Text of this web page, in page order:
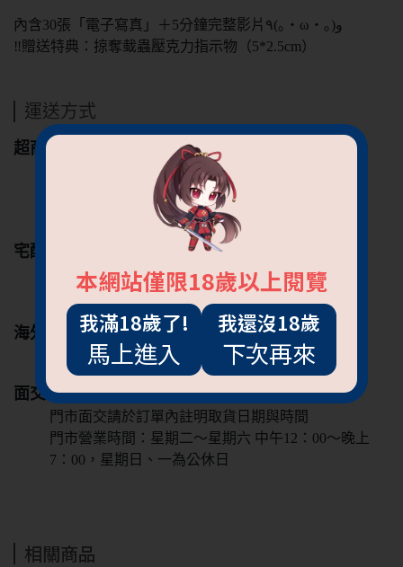
本網站僅限18歲以上閱覽
我滿18歲了!
馬上進入
我還沒18歲
下次再來
內含30張「電子寫真」＋5分鐘完整影片٩(｡・ω・｡)و
‼️贈送特典：掠奪蛓蟲壓克力指示物（5*2.5cm）
運送方式
超商
宅配
黑貓宅急便
新竹物流
海外
郵局海外寄送（不適用於免運優惠）
面交
門市面交請於訂單內註明取貨日期與時間
門市營業時間：星期二～星期六 中午12：00～晚上
7：00，星期日、一為公休日
相關商品